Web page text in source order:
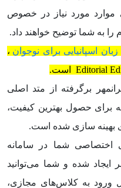
مورد نیاز در خصوص
به شما توضیح خواهند داد.
اسپانیایی برای نوجوان ،
برگرفته از متد اصلی
برای حصول بهترین کیفیت،
بهینه سازی شده است.
اختصاصی شما در سامانه
ایجاد شده و شما می‌توانید
ورود به کلاس‌های مجازی،